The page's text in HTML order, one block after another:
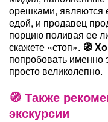
орешками, являются
едой, и продавец
порцию поливая ее
скажете «стоп».
попробовать
просто великолепно.
Также
экскурсии